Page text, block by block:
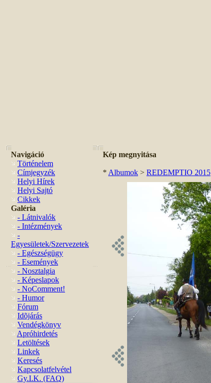
Navigáció
Történelem
Címjegyzék
Helyi Hírek
Helyi Sajtó
Cikkek
Galéria
- Látnivalók
- Intézmények
-
Egyesületek/Szervezetek
- Egészségügy
- Események
- Nosztalgia
- Képeslapok
- NoComment!
- Humor
Fórum
Idõjárás
Vendégkönyv
Apróhirdetés
Letöltések
Linkek
Keresés
Kapcsolatfelvétel
Gy.I.K. (FAQ)
Kép megnyitása
* Albumok > REDEMPTIO 2015